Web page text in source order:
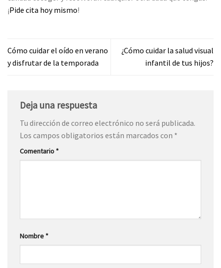
¡Pide cita hoy mismo!
Cómo cuidar el oído en verano
y disfrutar de la temporada
¿Cómo cuidar la salud visual
infantil de tus hijos?
Deja una respuesta
Tu dirección de correo electrónico no será publicada.
Los campos obligatorios están marcados con *
Comentario *
Nombre *